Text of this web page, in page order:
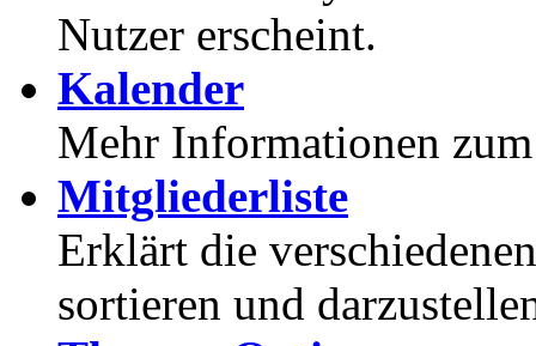
Nutzer erscheint.
Kalender
Mehr Informationen
Mitgliederliste
Erklärt die
sortieren und